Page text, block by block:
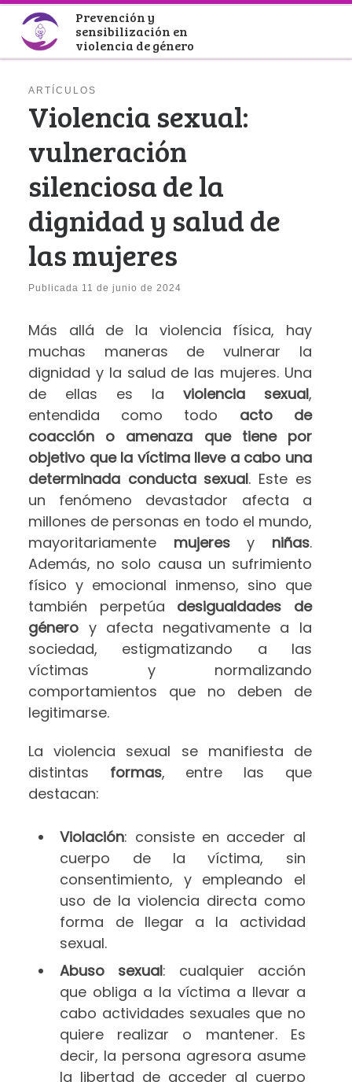
Saltar al contenido
Prevención y
sensibilización en
violencia de género
ARTÍCULOS
Violencia sexual:
vulneración
silenciosa de la
dignidad y salud de
las mujeres
Publicada 11 de junio de 2024
Más allá de la violencia física, hay
muchas maneras de vulnerar la
dignidad y la salud de las mujeres. Una
de ellas es la violencia sexual,
entendida como todo acto de
coacción o amenaza que tiene por
objetivo que la víctima lleve a cabo una
determinada conducta sexual. Este es
un fenómeno devastador afecta a
millones de personas en todo el mundo,
mayoritariamente mujeresy niñas.
Además, no solo causa un sufrimiento
físico y emocional inmenso, sino que
también perpetúa desigualdades de
género y afecta negativamente a la
sociedad, estigmatizando a las
víctimas y normalizando
comportamientos que no deben de
legitimarse.
La violencia sexual se manifiesta de
distintas formas, entre las que
destacan:
Violación: consiste en acceder al
cuerpo de la víctima, sin
consentimiento, y empleando el
uso de la violencia directa como
forma de llegar a la actividad
sexual.
Abuso sexual: cualquier acción
que obliga a la víctima a llevar a
cabo actividades sexuales que no
quiere realizar o mantener. Es
decir, la persona agresora asume
la libertad de acceder al cuerpo